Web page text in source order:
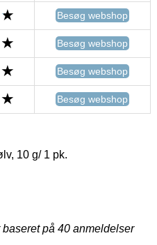
Besøg webshop
Besøg webshop
Besøg webshop
Besøg webshop
10 g/ 1 pk.
på 40 anmeldelser